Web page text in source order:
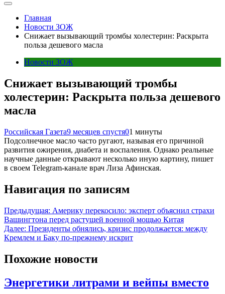
Главная
Новости ЗОЖ
Снижает вызывающий тромбы холестерин: Раскрыта
польза дешевого масла
Новости ЗОЖ
Снижает вызывающий тромбы
холестерин: Раскрыта польза дешевого
масла
Российская Газета9 месяцев спустя01 минуты
Подсолнечное масло часто ругают, называя его причиной
развития ожирения, диабета и воспаления. Однако реальные
научные данные открывают несколько иную картину, пишет
в своем Telegram-канале врач Лиза Афинская.
Навигация по записям
Предыдущая: Америку перекосило: эксперт объяснил страхи
Вашингтона перед растущей военной мощью Китая
Далее: Президенты обнялись, кризис продолжается: между
Кремлем и Баку по-прежнему искрит
Похожие новости
Энергетики литрами и вейпы вместо